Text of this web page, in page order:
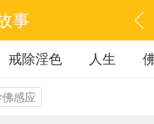
事
戒除淫色 人生
感应